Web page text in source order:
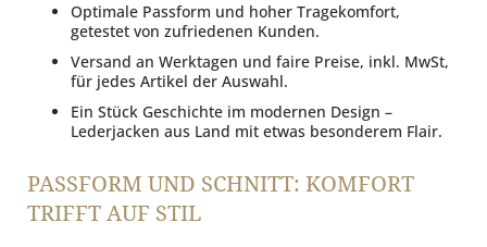
Optimale Passform und hoher Tragekomfort,
getestet von zufriedenen Kunden.
Versand an Werktagen und faire Preise, inkl. MwSt,
für jedes Artikel der Auswahl.
Ein Stück Geschichte im modernen Design –
Lederjacken aus Land mit etwas besonderem Flair.
PASSFORM UND SCHNITT: KOMFORT
TRIFFT AUF STIL